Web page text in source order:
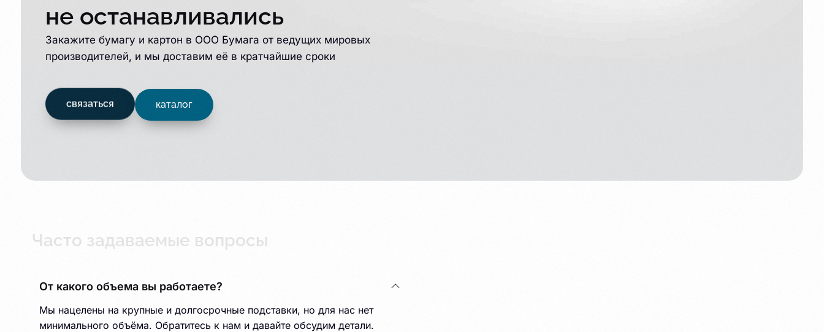
не останавливались
Закажите бумагу и картон в ООО Бумага от ведущих мировых
производителей, и мы доставим её в кратчайшие сроки
связаться каталог
Часто задаваемые вопросы
От какого объема вы работаете?
Мы нацелены на крупные и долгосрочные подставки, но для нас нет
минимального объёма. Обратитесь к нам и давайте обсудим детали.